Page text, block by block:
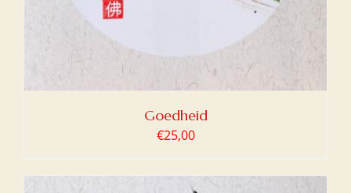
Goedheid
€25,00